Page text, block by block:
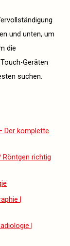
und unten, um
die
Geräten
suchen.
Der komplette
richtig
|
|